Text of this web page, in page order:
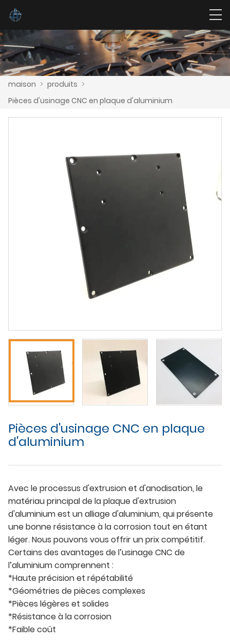
maison > produits >
Pièces d'usinage CNC en plaque d'aluminium
Pièces d'usinage CNC en plaque
d'aluminium
Avec le processus d'extrusion et d'anodisation, le
matériau principal de la plaque d'extrusion
d'aluminium est un alliage d'aluminium, qui présente
une bonne résistance à la corrosion tout en étant
léger. Nous pouvons vous offrir un prix compétitif.
Certains des avantages de l’usinage CNC de
l’aluminium comprennent :
*Haute précision et répétabilité
*Géométries de pièces complexes
*Pièces légères et solides
*Résistance à la corrosion
*Faible coût